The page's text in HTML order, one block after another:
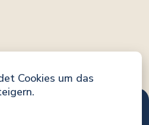
Cookies um das